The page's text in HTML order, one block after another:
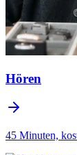
Hören
45 Minuten,